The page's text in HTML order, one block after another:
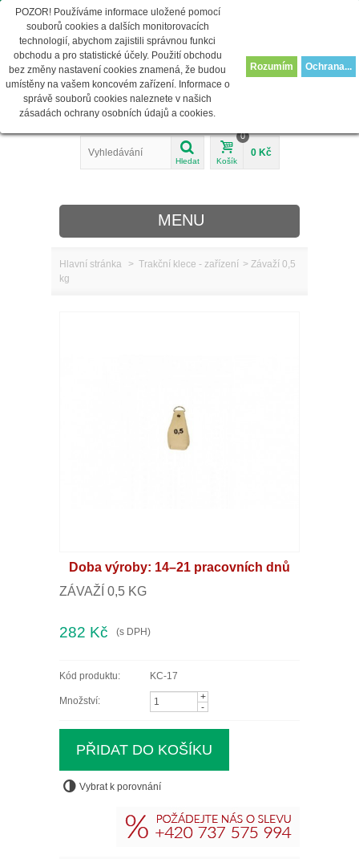
info@juventas-shop.cz
Hledat Košík
0
0 Kč
POZOR! Používáme informace uložené pomocí
souborů cookies a dalších monitorovacích
technologií, abychom zajistili správnou funkci
obchodu a pro statistické účely. Použití obchodu
bez změny nastavení cookies znamená, že budou
umístěny na vašem koncovém zařízení. Informace o
správě souborů cookies naleznete v našich
zásadách ochrany osobních údajů a cookies.
Rozumím Ochrana...
MENU
O nás
Hlavní stránka > Trakční klece - zařízení > Závaží 0,5
kg
Doba výroby: 14–21 pracovních dnů
ZÁVAŽÍ 0,5 KG
282 Kč (s DPH)
Kód produktu: KC-17
Množství:
+
-
Vybrat k porovnání